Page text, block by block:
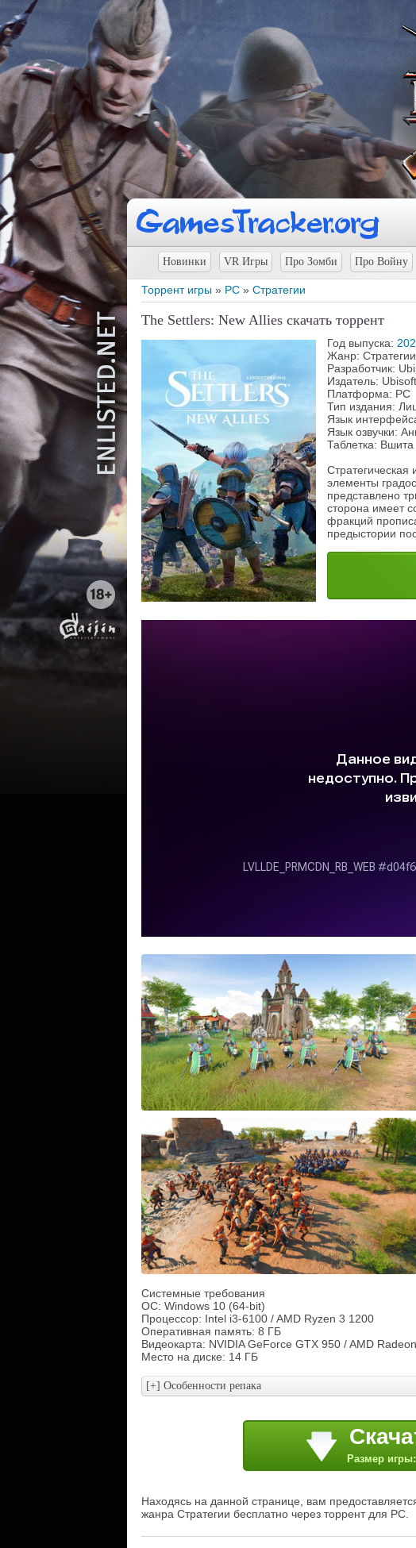
Новинки VR Игры Про Зомби Про Войну
Торрент игры » PC » Стратегии
The Settlers: New Allies скачать торрент
Год выпуска:
Жанр:
Разработчик:
Издатель:
Платформа: PC
Тип издания:
Язык
Язык озвучки:
Таблетка: Вшита
Стратегическая
элементы
представлено
сторона имеет
фракций
предыстории
Системные требования
ОС: Windows 10 (64-bit)
Процессор: Intel i3-6100 / AMD Ryzen 3 1200
Оперативная память: 8 ГБ
Видеокарта: NVIDIA GeForce GTX 950 / AMD
Место на диске: 14 ГБ
Размер
Находясь на данной странице, вам
жанра Стратегии бесплатно через торрент для PC.